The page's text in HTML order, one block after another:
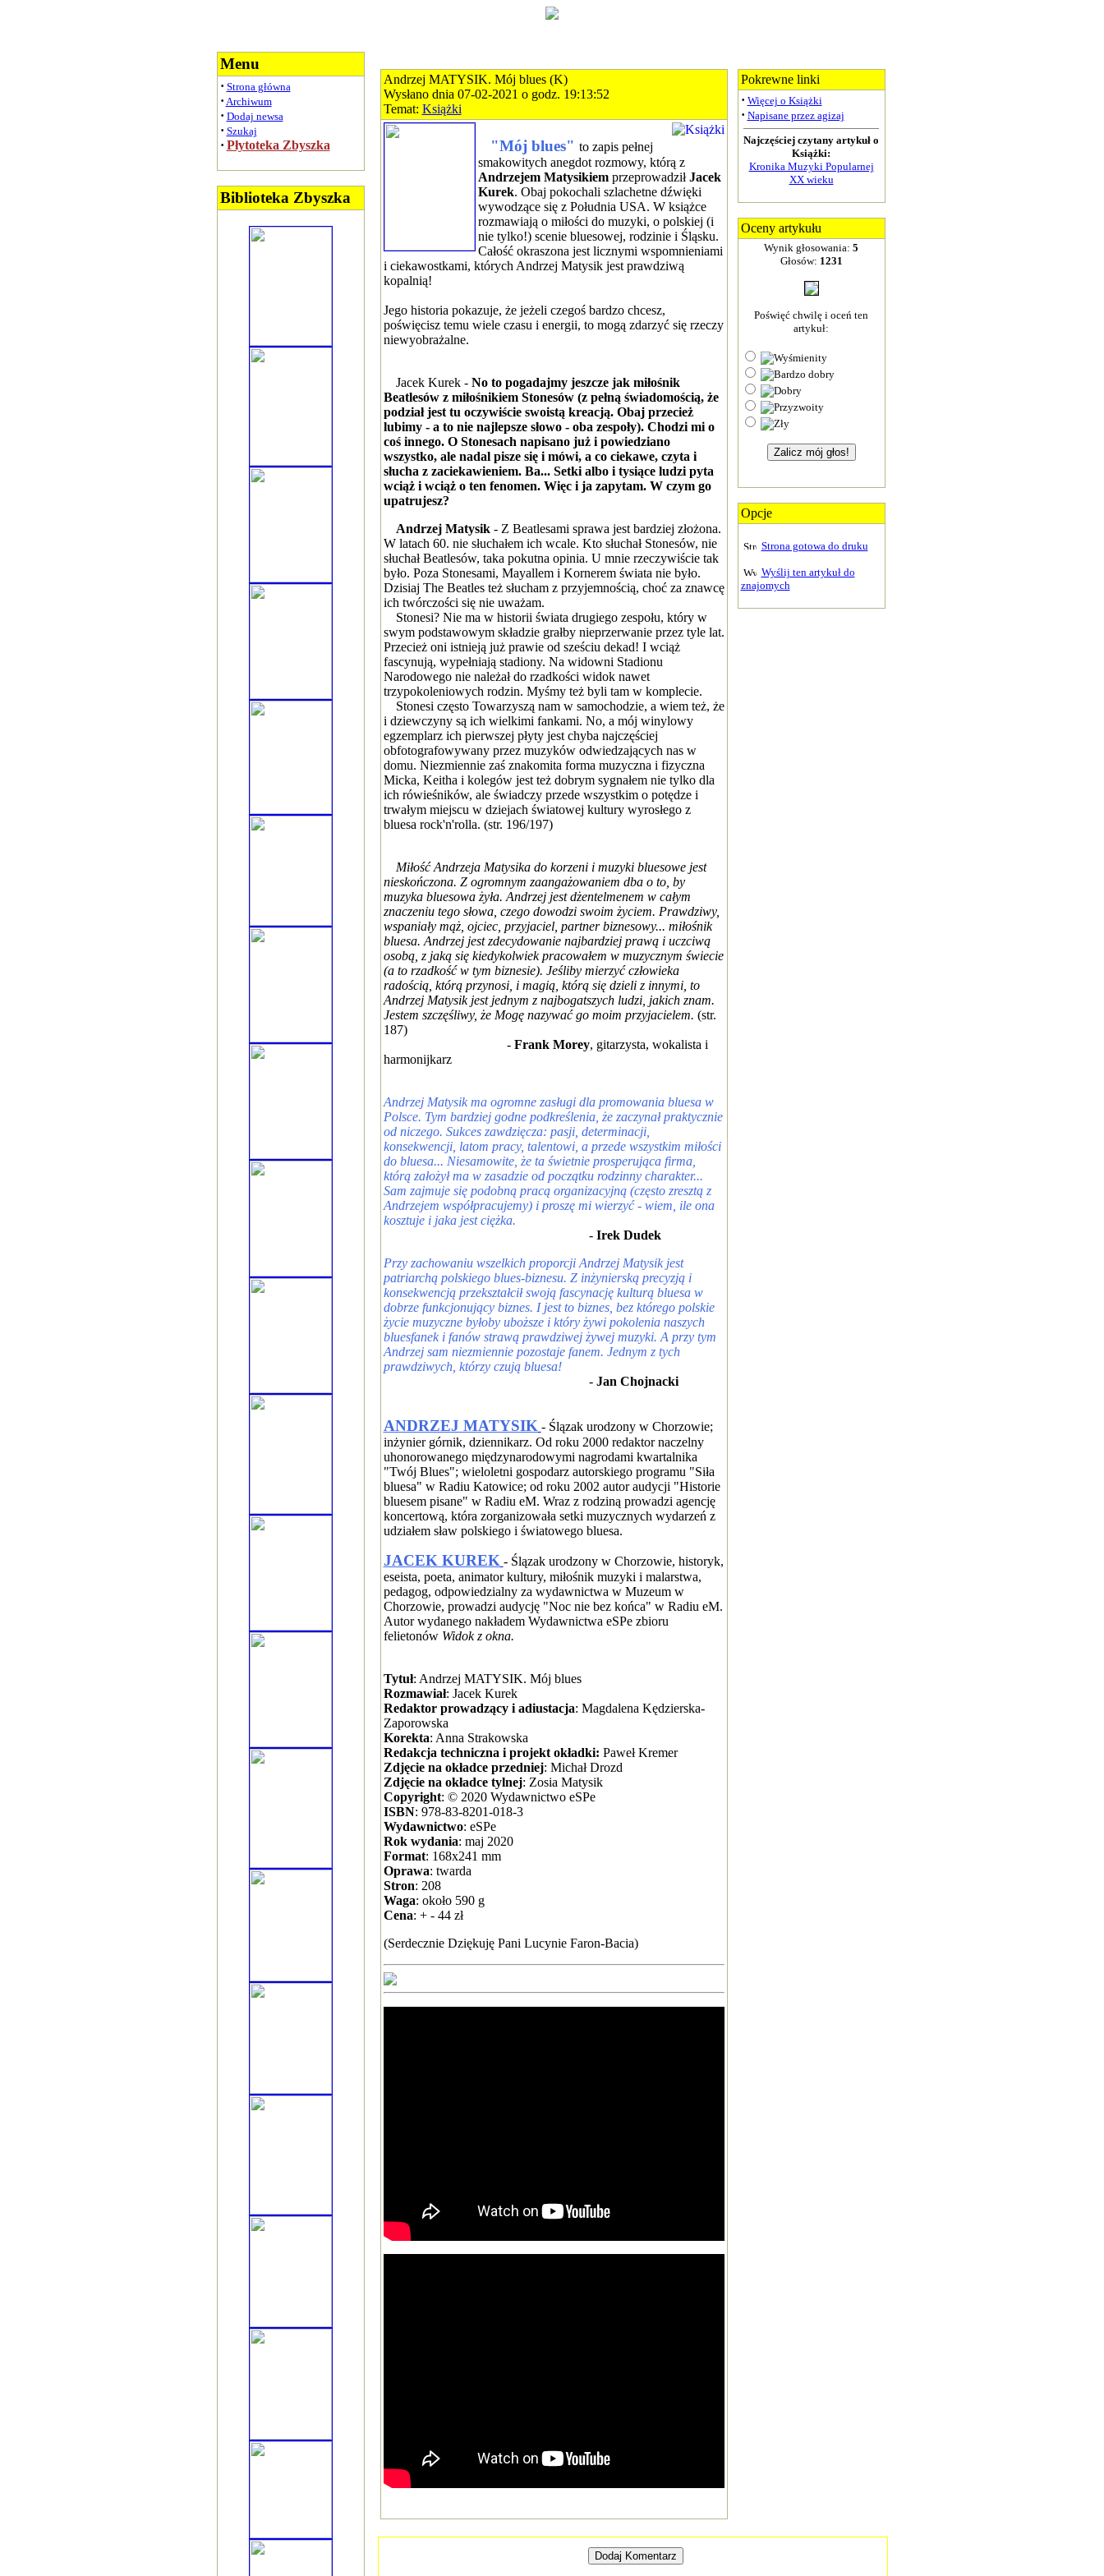
Menu
· Strona główna
· Archiwum
· Dodaj newsa
· Szukaj
· Płytoteka Zbyszka
Biblioteka Zbyszka
Andrzej MATYSIK. Mój blues (K)
Wysłano dnia 07-02-2021 o godz. 19:13:52
Temat: Książki
"Mój blues" to zapis pełnej
smakowitych anegdot rozmowy, którą z
Andrzejem MatysikiemprzeprowadziłJacek
Kurek. Obaj pokochali szlachetne dźwięki
wywodzące się z Południa USA. W książce
rozmawiają o miłości do muzyki, o polskiej (i
nie tylko!) scenie bluesowej, rodzinie i Śląsku.
Całość okraszona jest licznymi wspomnieniami
i ciekawostkami, których Andrzej Matysik jest prawdziwą
kopalnią!
Jego historia pokazuje, że jeżeli czegoś bardzo chcesz,
poświęcisz temu wiele czasu i energii, to mogą zdarzyć się rzeczy
niewyobrażalne.
Jacek Kurek - No to pogadajmy jeszcze jak miłośnik
Beatlesów z miłośnikiem Stonesów (z pełną świadomością, że
podział jest tu oczywiście swoistą kreacją. Obaj przecież
lubimy - a to nie najlepsze słowo - oba zespoły). Chodzi mi o
coś innego. O Stonesach napisano już i powiedziano
wszystko, ale nadal pisze się i mówi, a co ciekawe, czyta i
słucha z zaciekawieniem. Ba... Setki albo i tysiące ludzi pyta
wciąż i wciąż o ten fenomen. Więc i ja zapytam. W czym go
upatrujesz?
Andrzej Matysik- Z Beatlesami sprawa jest bardziej złożona.
W latach 60. nie słuchałem ich wcale. Kto słuchał Stonesów, nie
słuchał Beatlesów, taka pokutna opinia. U mnie rzeczywiście tak
było. Poza Stonesami, Mayallem i Kornerem świata nie było.
Dzisiaj The Beatles też słucham z przyjemnością, choć za znawcę
ich twórczości się nie uważam.
Stonesi? Nie ma w historii świata drugiego zespołu, który w
swym podstawowym składzie grałby nieprzerwanie przez tyle lat.
Przecież oni istnieją już prawie od sześciu dekad! I wciąż
fascynują, wypełniają stadiony. Na widowni Stadionu
Narodowego nie należał do rzadkości widok nawet
trzypokoleniowych rodzin. Myśmy też byli tam w komplecie.
Stonesi często Towarzyszą nam w samochodzie, a wiem też, że
i dziewczyny są ich wielkimi fankami. No, a mój winylowy
egzemplarz ich pierwszej płyty jest chyba najczęściej
obfotografowywany przez muzyków odwiedzających nas w
domu. Niezmiennie zaś znakomita forma muzyczna i fizyczna
Micka, Keitha i kolegów jest też dobrym sygnałem nie tylko dla
ich rówieśników, ale świadczy przede wszystkim o potędze i
trwałym miejscu w dziejach światowej kultury wyrosłego z
bluesa rock'n'rolla. (str. 196/197)
Miłość Andrzeja Matysika do korzeni i muzyki bluesowe jest
nieskończona. Z ogromnym zaangażowaniem dba o to, by
muzyka bluesowa żyła. Andrzej jest dżentelmenem w całym
znaczeniu tego słowa, czego dowodzi swoim życiem. Prawdziwy,
wspaniały mąż, ojciec, przyjaciel, partner biznesowy... miłośnik
bluesa. Andrzej jest zdecydowanie najbardziej prawą i uczciwą
osobą, z jaką się kiedykolwiek pracowałem w muzycznym świecie
(a to rzadkość w tym biznesie). Jeśliby mierzyć człowieka
radością, którą przynosi, i magią, którą się dzieli z innymi, to
Andrzej Matysik jest jednym z najbogatszych ludzi, jakich znam.
Jestem szczęśliwy, że Mogę nazywać go moim przyjacielem. (str.
187)
- Frank Morey, gitarzysta, wokalista i
harmonijkarz
Andrzej Matysik ma ogromne zasługi dla promowania bluesa w
Polsce. Tym bardziej godne podkreślenia, że zaczynał praktycznie
od niczego. Sukces zawdzięcza: pasji, determinacji,
konsekwencji, latom pracy, talentowi, a przede wszystkim miłości
do bluesa... Niesamowite, że ta świetnie prosperująca firma,
którą założył ma w zasadzie od początku rodzinny charakter...
Sam zajmuje się podobną pracą organizacyjną (często zresztą z
Andrzejem współpracujemy) i proszę mi wierzyć - wiem, ile ona
kosztuje i jaka jest ciężka.
- Irek Dudek
Przy zachowaniu wszelkich proporcji Andrzej Matysik jest
patriarchą polskiego blues-biznesu. Z inżynierską precyzją i
konsekwencją przekształcił swoją fascynację kulturą bluesa w
dobrze funkcjonujący biznes. I jest to biznes, bez którego polskie
życie muzyczne byłoby uboższe i który żywi pokolenia naszych
bluesfanek i fanów strawą prawdziwej żywej muzyki. A przy tym
Andrzej sam niezmiennie pozostaje fanem. Jednym z tych
prawdziwych, którzy czują bluesa!
- Jan Chojnacki
ANDRZEJ MATYSIK - Ślązak urodzony w Chorzowie;
inżynier górnik, dziennikarz. Od roku 2000 redaktor naczelny
uhonorowanego międzynarodowymi nagrodami kwartalnika
"Twój Blues"; wieloletni gospodarz autorskiego programu "Siła
bluesa" w Radiu Katowice; od roku 2002 autor audycji "Historie
bluesem pisane" w Radiu eM. Wraz z rodziną prowadzi agencję
koncertową, która zorganizowała setki muzycznych wydarzeń z
udziałem sław polskiego i światowego bluesa.
JACEK KUREK - Ślązak urodzony w Chorzowie, historyk,
eseista, poeta, animator kultury, miłośnik muzyki i malarstwa,
pedagog, odpowiedzialny za wydawnictwa w Muzeum w
Chorzowie, prowadzi audycję "Noc nie bez końca" w Radiu eM.
Autor wydanego nakładem Wydawnictwa eSPe zbioru
felietonów Widok z okna.
Tytuł: Andrzej MATYSIK. Mój blues
Rozmawiał: Jacek Kurek
Redaktor prowadzący i adiustacja: Magdalena Kędzierska-
Zaporowska
Korekta: Anna Strakowska
Redakcja techniczna i projekt okładki: Paweł Kremer
Zdjęcie na okładce przedniej: Michał Drozd
Zdjęcie na okładce tylnej: Zosia Matysik
Copyright: © 2020 Wydawnictwo eSPe
ISBN: 978-83-8201-018-3
Wydawnictwo: eSPe
Rok wydania: maj 2020
Format: 168x241 mm
Oprawa: twarda
Stron: 208
Waga: około 590 g
Cena: + - 44 zł
(Serdecznie Dziękuję Pani Lucynie Faron-Bacia)
Pokrewne linki
· Więcej o Książki
· Napisane przez agizaj
Najczęściej czytany artykuł o
Książki:
Kronika Muzyki Popularnej
XX wieku
Oceny artykułu
Wynik głosowania: 5
Głosów: 1231
Poświęć chwilę i oceń ten
artykuł:
Opcje
Strona gotowa do druku
Wyślij ten artykuł do
znajomych